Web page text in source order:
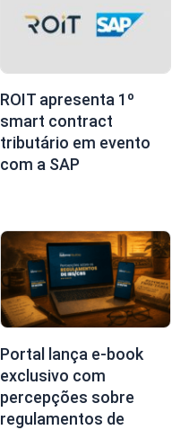
ROIT apresenta 1º
smart contract
tributário em evento
com a SAP
Portal lança e-book
exclusivo com
percepções sobre
regulamentos de